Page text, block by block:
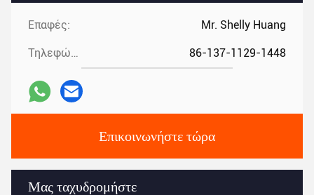
Επαφές: Mr. Shelly Huang
Τηλεφώνημα: 86-137-1129-1448
Επικοινωνήστε τώρα
Μας ταχυδρομήστε